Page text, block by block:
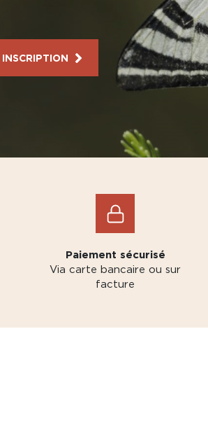
INSCRIPTION
Paiement sécurisé
Via carte bancaire ou sur
facture